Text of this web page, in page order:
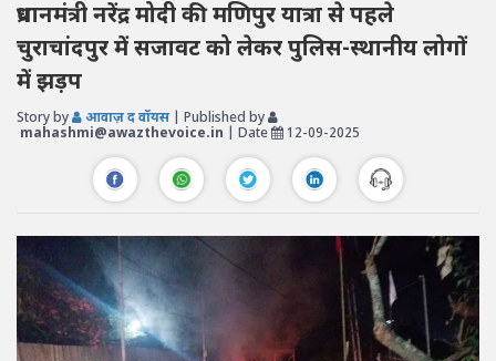
प्रधानमंत्री नरेंद्र मोदी की मणिपुर यात्रा से पहले
चुराचांदपुर में सजावट को लेकर पुलिस-स्थानीय लोगों
में झड़प
Story by आवाज़ द वॉयस
| Published by
mahashmi@awazthevoice.in | Date 12-09-2025